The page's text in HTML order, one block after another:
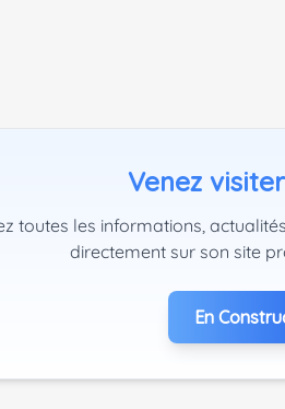
Venez
toutes les informations,
directement sur son site
En